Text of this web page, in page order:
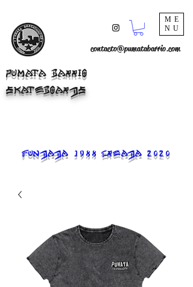
ME
NU
FUNDADA 1988 CREADA 2020
PUMATA BARRIO
SKATEBOARDS
contacto@pumatabarrio.com